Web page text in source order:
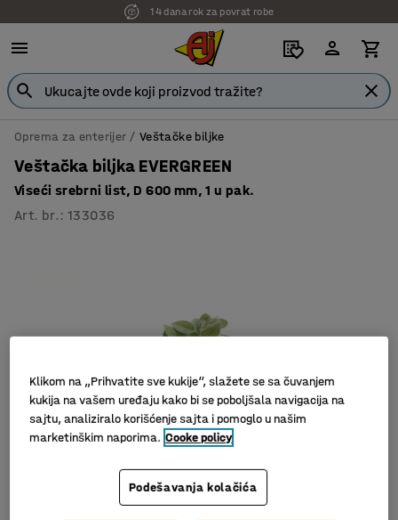
14 dana rok za povrat robe
Oprema za enterijer Veštačke biljke
Veštačka biljka EVERGREEN
Viseći srebrni list, D 600 mm, 1 u pak.
Art. br. :133036
Klikom na „Prihvatite sve kukije“, slažete se sa čuvanjem
kukija na vašem uređaju kako bi se poboljšala navigacija na
sajtu, analiziralo korišćenje sajta i pomoglo u našim
marketinškim naporima. Cooke policy
Podešavanja kolačića